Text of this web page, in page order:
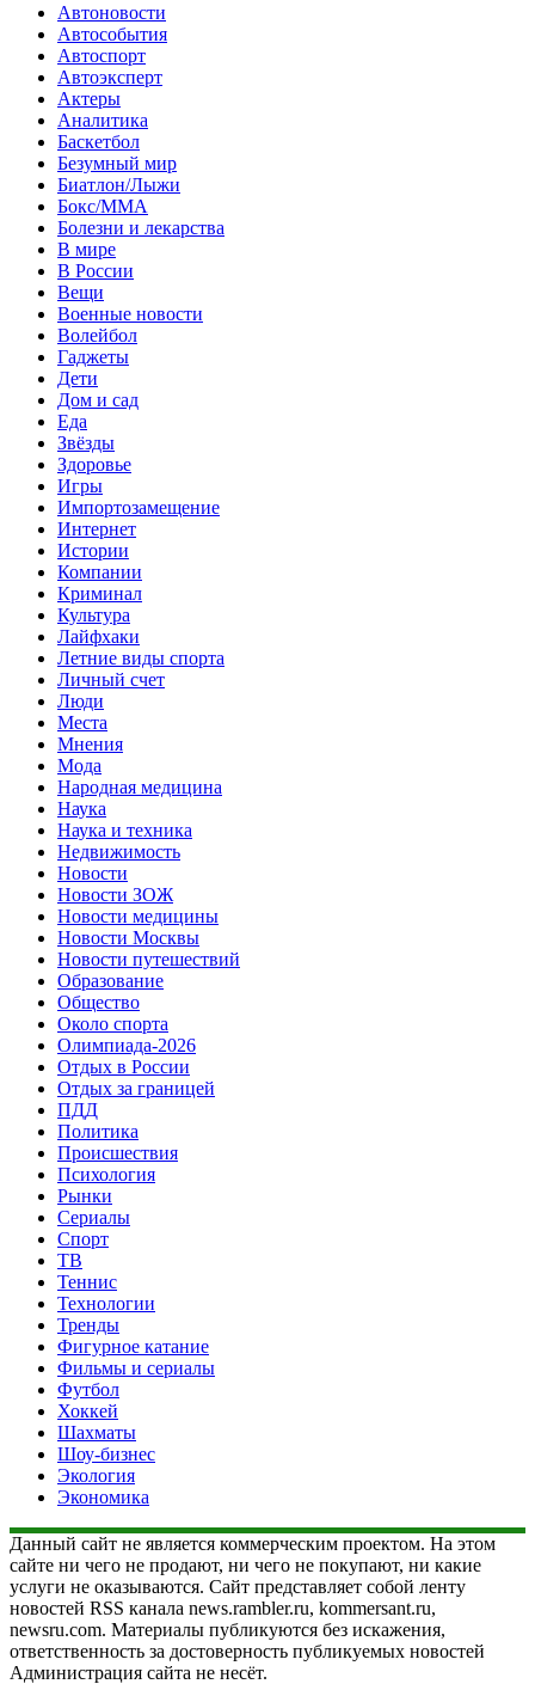
Автоновости
Автособытия
Автоспорт
Автоэксперт
Актеры
Аналитика
Баскетбол
Безумный мир
Биатлон/Лыжи
Бокс/MMA
Болезни и лекарства
В мире
В России
Вещи
Военные новости
Волейбол
Гаджеты
Дети
Дом и сад
Еда
Звёзды
Здоровье
Игры
Импортозамещение
Интернет
Истории
Компании
Криминал
Культура
Лайфхаки
Летние виды спорта
Личный счет
Люди
Места
Мнения
Мода
Народная медицина
Наука
Наука и техника
Недвижимость
Новости
Новости ЗОЖ
Новости медицины
Новости Москвы
Новости путешествий
Образование
Общество
Около спорта
Олимпиада-2026
Отдых в России
Отдых за границей
ПДД
Политика
Происшествия
Психология
Рынки
Сериалы
Спорт
ТВ
Теннис
Технологии
Тренды
Фигурное катание
Фильмы и сериалы
Футбол
Хоккей
Шахматы
Шоу-бизнес
Экология
Экономика
Данный сайт не является коммерческим проектом. На этом
сайте ни чего не продают, ни чего не покупают, ни какие
услуги не оказываются. Сайт представляет собой ленту
новостей RSS канала news.rambler.ru, kommersant.ru,
newsru.com. Материалы публикуются без искажения,
ответственность за достоверность публикуемых новостей
Администрация сайта не несёт.